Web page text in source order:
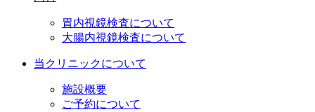
胃内視鏡検査について
大腸内視鏡検査について
当クリニックについて
施設概要
ご予約について